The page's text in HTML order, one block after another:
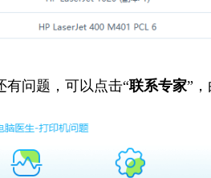
有问题，可以点击“联系专家”